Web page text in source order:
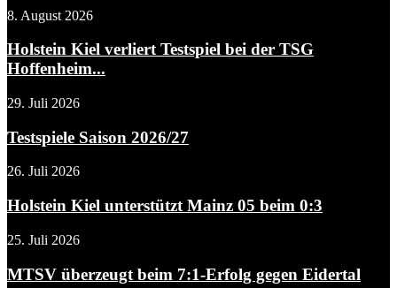
8. August 2026
Holstein Kiel verliert Testspiel bei der TSG
Hoffenheim...
29. Juli 2026
Testspiele Saison 2026/27
26. Juli 2026
Holstein Kiel unterstützt Mainz 05 beim 0:3
25. Juli 2026
MTSV überzeugt beim 7:1-Erfolg gegen Eidertal